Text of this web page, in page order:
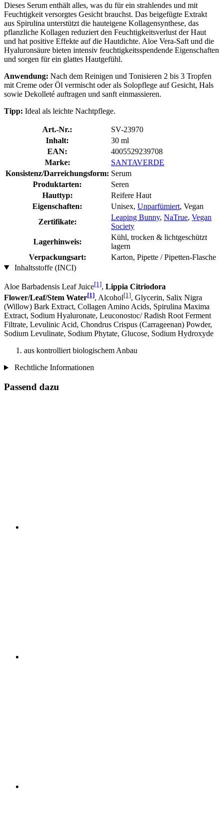
Dieses Serum enthält alles, was du für ein strahlendes und mit
Feuchtigkeit versorgtes Gesicht brauchst. Das beigefügte Extrakt
aus Spirulina unterstützt die hauteigene Kollagensynthese, das
pflanzliche Kollagen reduziert den Feuchtigkeitsverlust der Haut
und hat positive Effekte auf die Hautdichte. Aloe Vera-Saft und die
Hyaluronsäure bieten intensiv feuchtigkeitsspendende Eigenschaften
und sorgen für ein glattes Hautgefühl.
Anwendung: Nach dem Reinigen und Tonisieren 2 bis 3 Tropfen
mit Creme oder Öl vermischt oder als Solopflege auf Gesicht, Hals
sowie Dekolleté auftragen und sanft einmassieren.
Tipp: Ideal als leichte Nachtpflege.
Art.-Nr.:
SV-23970
Inhalt:
30 ml
EAN:
4005529239708
Marke:
SANTAVERDE
Konsistenz/Darreichungsform: Serum
Produktarten:
Seren
Hauttyp:
Reifere Haut
Eigenschaften:
Unisex, Unparfümiert, Vegan
Zertifikate:
Leaping Bunny, NaTrue, Vegan
Society
Lagerhinweis:
Kühl, trocken & lichtgeschützt
lagern
Verpackungsart:
Karton, Pipette / Pipetten-Flasche
Inhaltsstoffe (INCI)
Aloe Barbadensis Leaf Juice[1], Lippia Citriodora
Flower/Leaf/Stem Water[1], Alcohol[1], Glycerin, Salix Nigra
(Willow) Bark Extract, Collagen Amino Acids, Spirulina Maxima
Extract, Sodium Hyaluronate, Leuconostoc/ Radish Root Ferment
Filtrate, Levulinic Acid, Chondrus Crispus (Carrageenan) Powder,
Sodium Levulinate, Sodium Phytate, Glucose, Sodium Hydroxyde
aus kontrolliert biologischem Anbau
Rechtliche Informationen
Passend dazu